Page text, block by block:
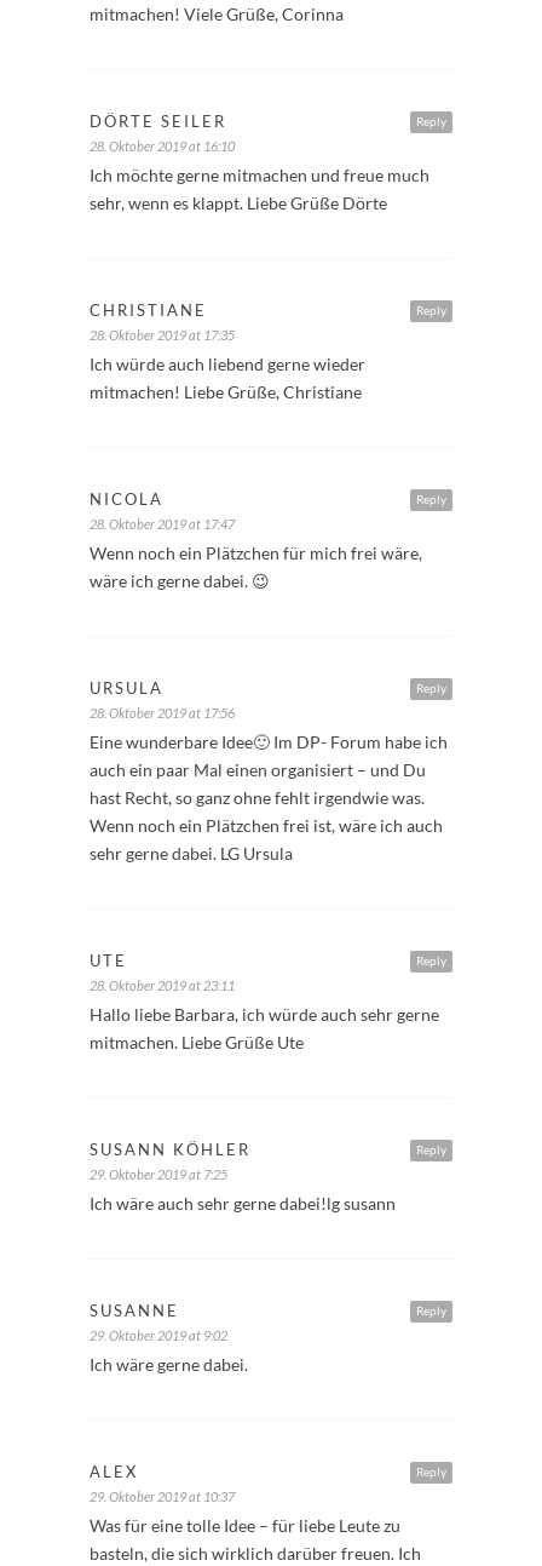
mitmachen! Viele Grüße, Corinna
Reply
DÖRTE SEILER
28. Oktober 2019 at 16:10
Ich möchte gerne mitmachen und freue much
sehr, wenn es klappt. Liebe Grüße Dörte
Reply
CHRISTIANE
28. Oktober 2019 at 17:35
Ich würde auch liebend gerne wieder
mitmachen! Liebe Grüße, Christiane
Reply
NICOLA
28. Oktober 2019 at 17:47
Wenn noch ein Plätzchen für mich frei wäre,
wäre ich gerne dabei. 😉
Reply
URSULA
28. Oktober 2019 at 17:56
Eine wunderbare Idee🙂 Im DP- Forum habe ich
auch ein paar Mal einen organisiert – und Du
hast Recht, so ganz ohne fehlt irgendwie was.
Wenn noch ein Plätzchen frei ist, wäre ich auch
sehr gerne dabei. LG Ursula
Reply
UTE
28. Oktober 2019 at 23:11
Hallo liebe Barbara, ich würde auch sehr gerne
mitmachen. Liebe Grüße Ute
Reply
SUSANN KÖHLER
29. Oktober 2019 at 7:25
Ich wäre auch sehr gerne dabei!lg susann
Reply
SUSANNE
29. Oktober 2019 at 9:02
Ich wäre gerne dabei.
Reply
ALEX
29. Oktober 2019 at 10:37
Was für eine tolle Idee – für liebe Leute zu
basteln, die sich wirklich darüber freuen. Ich